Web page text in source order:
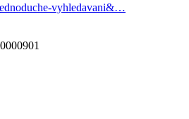
vyhledavani&…